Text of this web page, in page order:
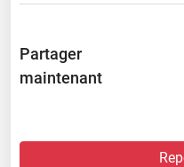
Partager
maintenant